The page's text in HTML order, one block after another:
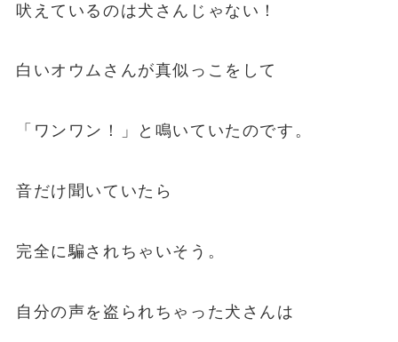
吠えているのは犬さんじゃない！
白いオウムさんが真似っこをして
「ワンワン！」と鳴いていたのです。
音だけ聞いていたら
完全に騙されちゃいそう。
自分の声を盗られちゃった犬さんは